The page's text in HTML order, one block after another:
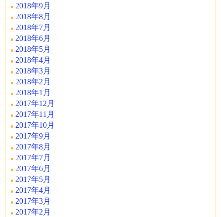
2018年9月
2018年8月
2018年7月
2018年6月
2018年5月
2018年4月
2018年3月
2018年2月
2018年1月
2017年12月
2017年11月
2017年10月
2017年9月
2017年8月
2017年7月
2017年6月
2017年5月
2017年4月
2017年3月
2017年2月